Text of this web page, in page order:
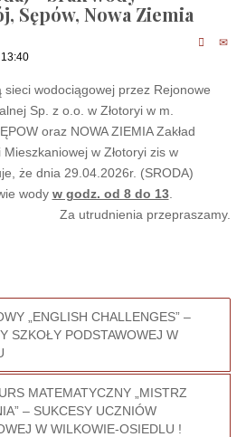
Sępów, Nowa Ziemia
wodociągowej przez Rejonowe
Sp. z o.o. w Złotoryi w m.
oraz NOWA ZIEMIA Zakład
w Złotoryi zis w
że dnia 29.04.2026r. (SRODA)
wody w godz. od 8 do 13.
Za utrudnienia przepraszamy.
„ENGLISH CHALLENGES” –
SZKOŁY PODSTAWOWEJ W
MATEMATYCZNY „MISTRZ
– SUKCESY UCZNIÓW
W WILKOWIE-OSIEDLU !